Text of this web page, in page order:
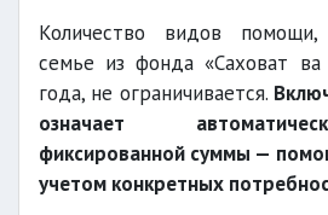
Количество видов помощи,
семье из фонда «Саховат
года, не ограничивается.
означает
фиксированной суммы —
учетом конкретных